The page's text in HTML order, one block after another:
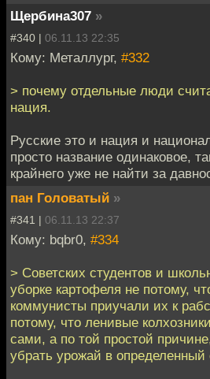
Щербина307 »
#340 | 06.11.13 22:35
Кому: Металлург, #332
> почему отдельные люди
нация.
Русские это и нация и
просто название одинаковое,
крайнего уже не найти за
пан Головатый »
#341 | 06.11.13 22:37
Кому: bqbr0, #334
> Советских студентов и
уборке картофеля не потому,
коммунисты приучали их к
потому, что ленивые
сами, а по той простой
убрать урожай в определенный